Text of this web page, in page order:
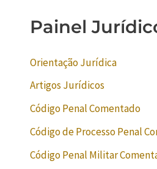
Painel
Orientação Jurídica
Artigos Jurídicos
Código Penal Comentado
Código de Processo Penal
Código Penal Militar